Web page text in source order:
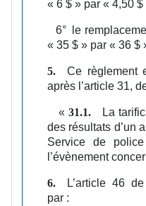
« 6 $ » par « 4,50 $
6° le
« 35 $ » par « 36 $
5.
Ce règlement
après l’article 31,
«31.1.
La
des résultats d’un
Service de
l’évènement
6.
L’article 46
par :